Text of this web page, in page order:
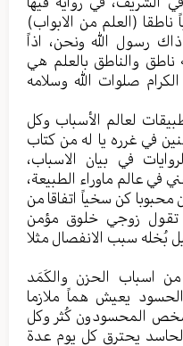
(العلم من الابواب)
رسول الله ونحن، اذاً
ناطق والناطق بالعلم هي
صلوات الله وسلامه
لعالم الأسباب وکل
في غرره یا له من کتاب
في بیان الاسباب،
في عالم ماوراء الطبیعة،
کن سخیاً اتفاقا من
تقول زوجي خلوق مؤمن
بُخله سبب الانفصال مثلا
من اسباب الحزن والکَمَد
یعیش هماً ملازما
شخص المحسودون کُثر وکل
یحترق کل یوم عدة